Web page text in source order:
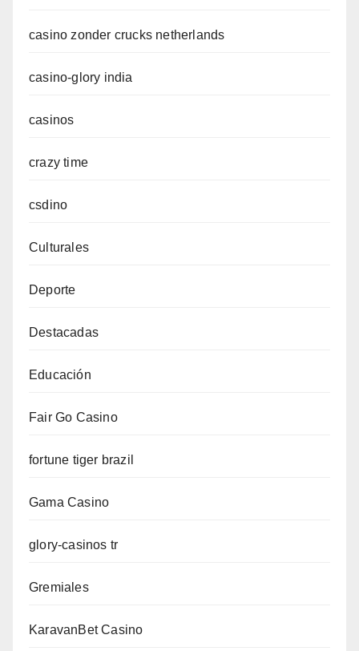
casino zonder crucks netherlands
casino-glory india
casinos
crazy time
csdino
Culturales
Deporte
Destacadas
Educación
Fair Go Casino
fortune tiger brazil
Gama Casino
glory-casinos tr
Gremiales
KaravanBet Casino